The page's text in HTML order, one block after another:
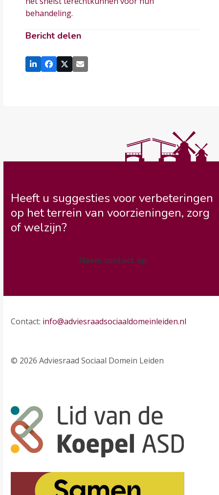
behandeling.
Bericht delen
Heeft u suggesties voor verbeteringen
op het terrein van voorzieningen, zorg
of welzijn?
Neem contact op
Contact: info@adviesraadsociaaldomeinleiden.nl
© 2026 Adviesraad Sociaal Domein Leiden